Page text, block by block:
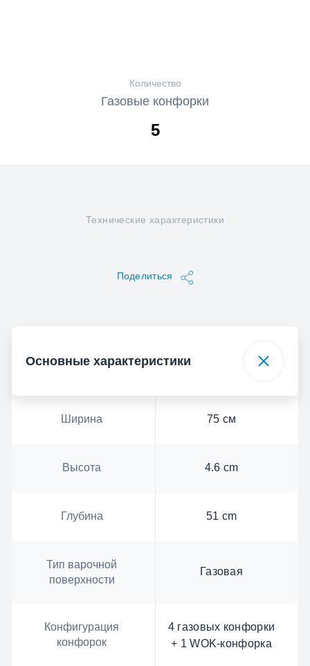
Количество
Газовые конфорки
5
Технические характеристики
Поделиться
Основные характеристики
Ширина 75 см
Высота 4.6 cm
Глубина 51 cm
Тип варочной
поверхности
Газовая
Конфигурация
конфорок
4 газовых конфорки
+ 1 WOK-конфорка